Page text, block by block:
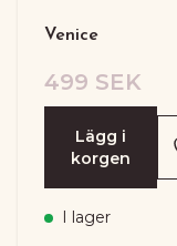
Venice
499 SEK
Lägg i
korgen
I lager